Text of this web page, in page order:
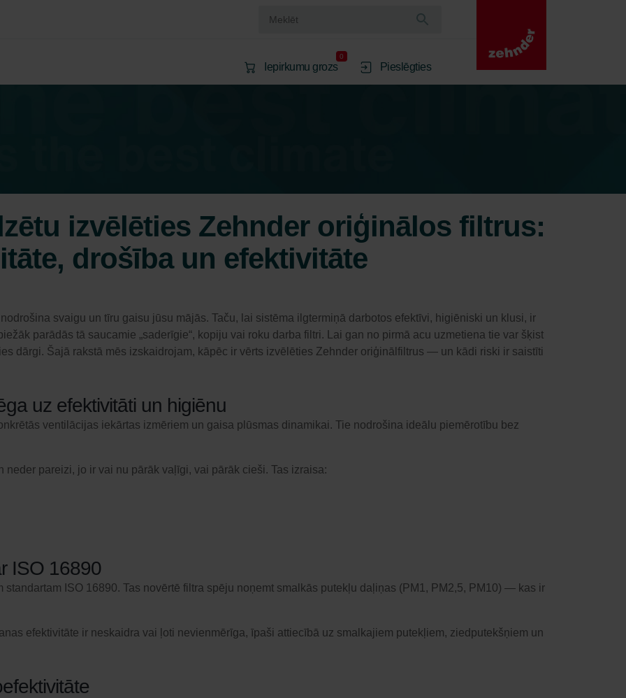
Iepirkumu grozs
0
Pieslēgties
izvēlēties Zehnder oriģinālos filtrus:
drošība un efektivitāte
svaigu un tīru gaisu jūsu mājās. Taču, lai sistēma ilgtermiņā darbotos efektīvi, higiēniski un klusi, ir
parādās tā saucamie „saderīgie“, kopiju vai roku darba filtri. Lai gan no pirmā acu uzmetiena tie var šķist
dārgi. Šajā rakstā mēs izskaidrojam, kāpēc ir vērts izvēlēties Zehnder oriģinālfiltrus — un kādi riski ir saistīti
uz efektivitāti un higiēnu
ventilācijas iekārtas izmēriem un gaisa plūsmas dinamikai. Tie nodrošina ideālu piemērotību bez
pareizi, jo ir vai nu pārāk vaļīgi, vai pārāk cieši. Tas izraisa:
ISO 16890
ISO 16890. Tas novērtē filtra spēju noņemt smalkās putekļu daļiņas (PM1, PM2,5, PM10) — kas ir
efektivitāte ir neskaidra vai ļoti nevienmērīga, īpaši attiecībā uz smalkajiem putekļiem, ziedputekšņiem un